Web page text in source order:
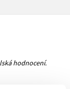
hodnocení.